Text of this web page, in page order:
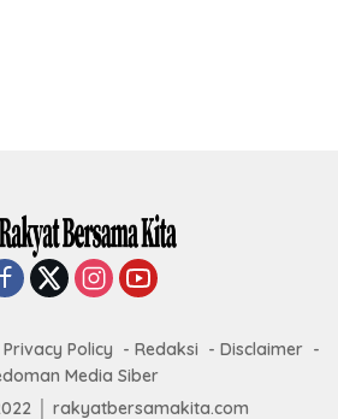
Privacy Policy Redaksi
Disclaimer
Media Siber
│ rakyatbersamakita.com